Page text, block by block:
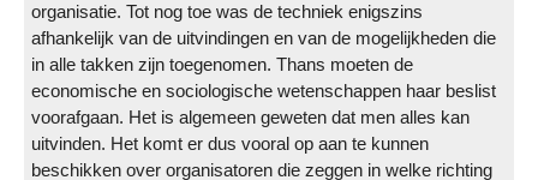
organisatie. Tot nog toe was de techniek enigszins
afhankelijk van de uitvindingen en van de mogelijkheden die
in alle takken zijn toegenomen. Thans moeten de
economische en sociologische wetenschappen haar beslist
voorafgaan. Het is algemeen geweten dat men alles kan
uitvinden. Het komt er dus vooral op aan te kunnen
beschikken over organisatoren die zeggen in welke richting